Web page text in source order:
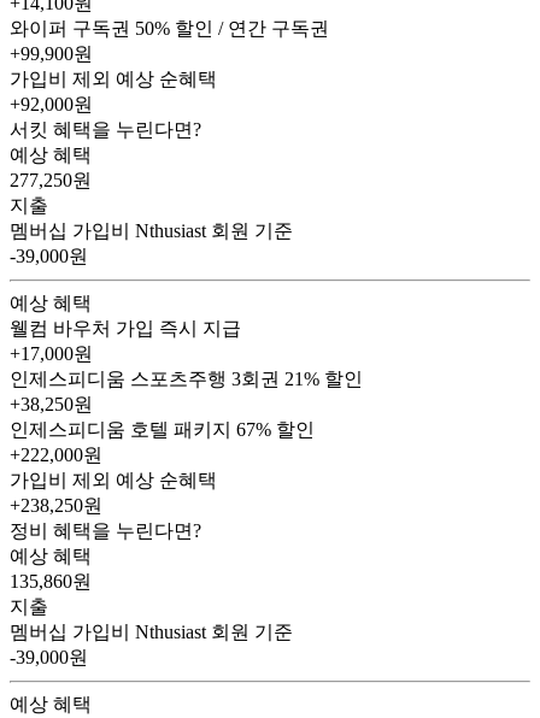
와이퍼 구독권 50% 할인 / 연간 구독권
+99,900원
가입비 제외 예상 순혜택
+92,000원
서킷 혜택을 누린다면?
예상 혜택
277,250원
지출
멤버십 가입비
Nthusiast 회원 기준
-39,000원
예상 혜택
웰컴 바우처 가입 즉시 지급
+17,000원
인제스피디움 스포츠주행 3회권 21% 할인
+38,250원
인제스피디움 호텔 패키지 67% 할인
+222,000원
가입비 제외 예상 순혜택
+238,250원
정비 혜택을 누린다면?
예상 혜택
135,860원
지출
멤버십 가입비
Nthusiast 회원 기준
-39,000원
예상 혜택